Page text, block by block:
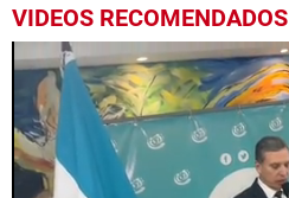
VIDEOS RECOMENDADOS